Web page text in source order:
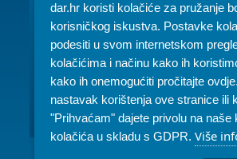
RADNO VRIJEME:
Komercijala: PON-PET 07-15h
Servis: PON-PET 07-15h
Najam: PON-PET 07-15h, SUB 08-
dar.hr koristi kolačiće za pružanje
korisničkog iskustva. Postavke
podesiti u svom internetskom
kolačićima i načinu kako ih
kako ih onemogućiti pročitajte
nastavak korištenja ove stranice ili
"Prihvaćam" dajete privolu na naše
kolačića u skladu s GDPR. Više